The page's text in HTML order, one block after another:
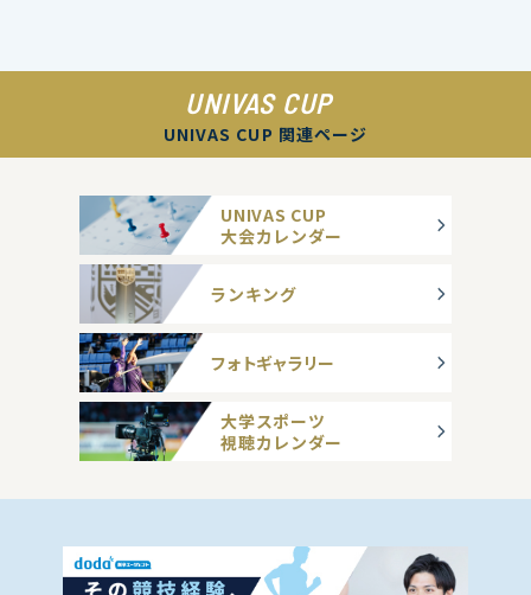
UNIVAS CUP
UNIVAS CUP 関連ページ
UNIVAS CUP
大会カレンダー
ランキング
フォトギャラリー
大学スポーツ
視聴カレンダー